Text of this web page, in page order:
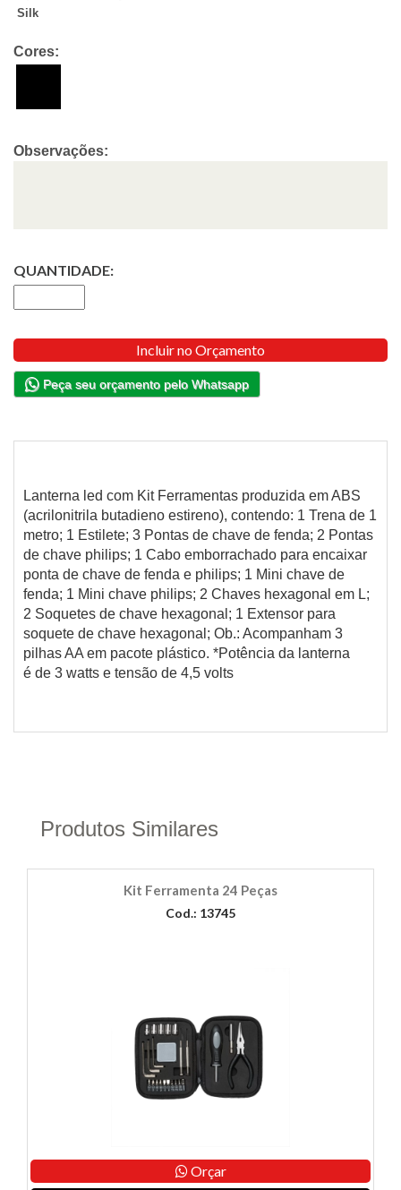
Silk
Cores:
Observações:
QUANTIDADE:
Incluir no Orçamento
Peça seu orçamento pelo Whatsapp
Lanterna led com Kit Ferramentas produzida em ABS
(acrilonitrila butadieno estireno), contendo: 1 Trena de 1
metro; 1 Estilete; 3 Pontas de chave de fenda; 2 Pontas
de chave philips; 1 Cabo emborrachado para encaixar
ponta de chave de fenda e philips; 1 Mini chave de
fenda; 1 Mini chave philips; 2 Chaves hexagonal em L;
2 Soquetes de chave hexagonal; 1 Extensor para
soquete de chave hexagonal; Ob.: Acompanham 3
pilhas AA em pacote plástico. *Potência da lanterna
é de 3 watts e tensão de 4,5 volts
Produtos Similares
Kit Ferramenta 24 Peças
Cod.: 13745
Orçar